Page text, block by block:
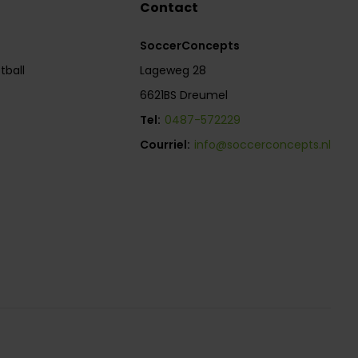
Contact
SoccerConcepts
Lageweg 28
6621BS Dreumel
Tel: 0487-572229
Courriel: info@soccerconcepts.nl